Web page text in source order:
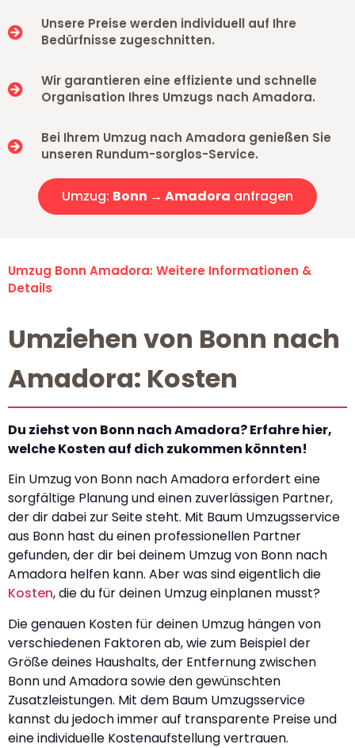
Unsere Preise werden individuell auf Ihre
Bedürfnisse zugeschnitten.
Wir garantieren eine effiziente und schnelle
Organisation Ihres Umzugs nach Amadora.
Bei Ihrem Umzug nach Amadora genießen Sie
unseren Rundum-sorglos-Service.
Umzug: Bonn → Amadora anfragen
Umzug Bonn Amadora: Weitere Informationen &
Details
Umziehen von Bonn nach
Amadora: Kosten
Du ziehst von Bonn nach Amadora? Erfahre hier,
welche Kosten auf dich zukommen könnten!
Ein Umzug von Bonn nach Amadora erfordert eine
sorgfältige Planung und einen zuverlässigen Partner,
der dir dabei zur Seite steht. Mit Baum Umzugsservice
aus Bonn hast du einen professionellen Partner
gefunden, der dir bei deinem Umzug von Bonn nach
Amadora helfen kann. Aber was sind eigentlich die
Kosten, die du für deinen Umzug einplanen musst?
Die genauen Kosten für deinen Umzug hängen von
verschiedenen Faktoren ab, wie zum Beispiel der
Größe deines Haushalts, der Entfernung zwischen
Bonn und Amadora sowie den gewünschten
Zusatzleistungen. Mit dem Baum Umzugsservice
kannst du jedoch immer auf transparente Preise und
eine individuelle Kostenaufstellung vertrauen.